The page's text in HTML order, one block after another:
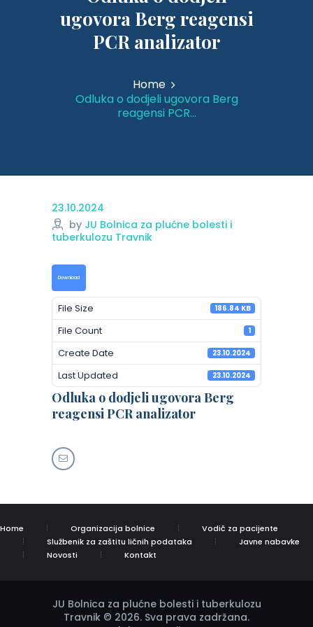
ugovora Berg reagensi
PCR analizator
Home
Odluka o dodjeli ugovora Berg
reagensi PCR...
23.10.2024
by JU Bolnica za plućne bolesti i
tuberkulozu Travnik
Download
File Size 186.84 KB
File Count 1
Create Date 23.10.2024
Last Updated 23.10.2024
Odluka o dodjeli ugovora Berg
reagensi PCR analizator
Home Organizacija bolnice
Vodič za pacijente
Službenik za zaštitu ličnih podataka
Javne nabavke
Novosti
Kontakt
JU Bolnica za plućne bolesti i tuberkulozu
Travnik © 2026. Sva prava zadržana.